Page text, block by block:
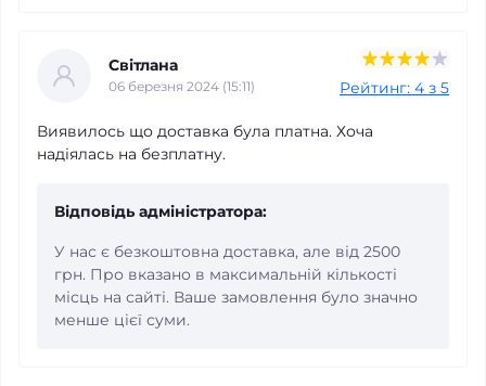
Світлана
06 березня 2024 (15:11) Рейтинг: 4 з 5
Виявилось що доставка була платна. Хоча
надіялась на безплатну.
Відповідь адміністратора:
У нас є безкоштовна доставка, але від 2500
грн. Про вказано в максимальній кількості
місць на сайті. Ваше замовлення було значно
менше цієї суми.